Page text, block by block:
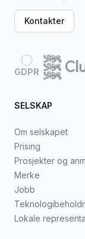
Kontakter
GDPR
SELSKAP
Om selskapet
Prising
Prosjekter og
Merke
Jobb
Lokale